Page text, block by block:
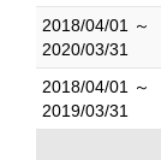
2018/04/01 ～
2020/03/31
2018/04/01 ～
2019/03/31